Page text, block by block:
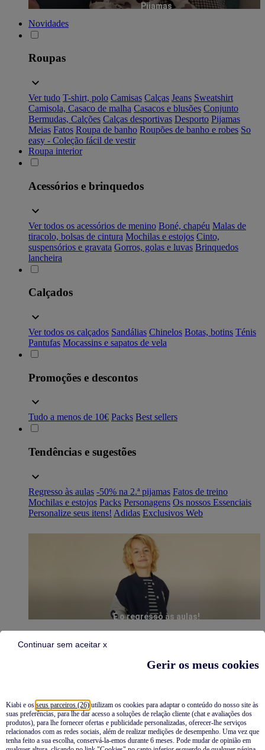
Gerir os meus cookies
Kiabi e os seus parceiros (26) utilizam os cookies para adaptar o conteúdo do nosso site às
suas preferências, para lhe dar acesso a soluções de relação cliente (chat e avaliações dos
produtos), para lhe fornecer ofertas e publicidade personalizadas, oferecer-lhe serviços
relacionados com as redes sociais, além de realizar medições de desempenho. Uma vez que
tenha feito a sua escolha, conservá-la-emos durante 6 meses. Pode mudar de opinião em
Continuar sem aceitar x
Pijamas
Novidades
Roupas
Ver tudo T-shirt, polo Camisas Calças Jeans Sweatshirt
Camisola, Casaco de malha Casacos e blusões Conjunto
Bermudas, Calções Calças desportivas Desporto Pijamas
Meias Fatos Roupa de banho Roupões de banho e robes So
easy - Coleção fácil de vestir
Roupa interior
Acessórios e brinquedos
Ver todos os acessórios de menino Boné, chapéu Malas de
tiracolo, bolsas de cintura Mochilas e estojos Cinto,
suspensórios e gravata Gorros, golas e luvas Brinquedos
lancheira
Calçados
Ver todos os calçados Sandálias Chinelos Botas, botins Ténis
Pantufas Mocassins e sapatos de vela
Promoções e descontos
Tudo a menos de 10€ Packs Best sellers
Tendências e sugestões
Regresso às aulas -50% na 2.ª pijamas Fatos de treino
Mochilas e estojos Packs Personagens Os nossos Essenciais
Personalize seus itens! Adidas Exclusivos Web
É o regresso às aulas!
Pijamas
Novidades